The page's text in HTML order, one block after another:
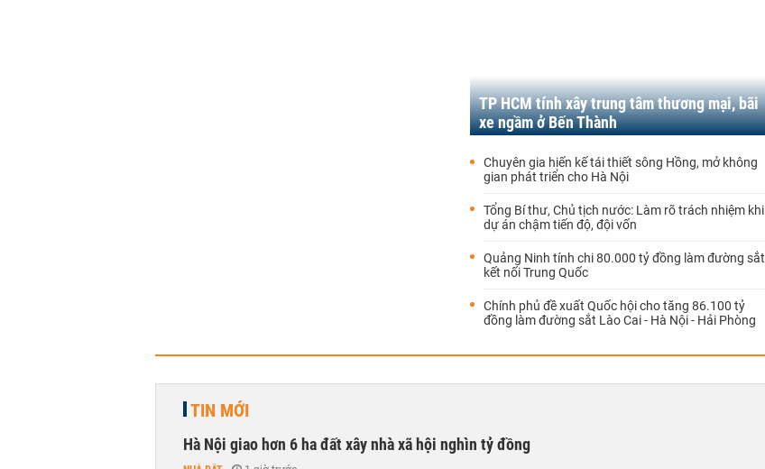
TP HCM tính xây trung tâm thương mại, bãi
xe ngầm ở Bến Thành
Chuyên gia hiến kế tái thiết sông Hồng, mở không
gian phát triển cho Hà Nội
Tổng Bí thư, Chủ tịch nước: Làm rõ trách nhiệm khi
dự án chậm tiến độ, đội vốn
Quảng Ninh tính chi 80.000 tỷ đồng làm đường sắt
kết nối Trung Quốc
Chính phủ đề xuất Quốc hội cho tăng 86.100 tỷ
đồng làm đường sắt Lào Cai - Hà Nội - Hải Phòng
TIN MỚI
Hà Nội giao hơn 6 ha đất xây nhà xã hội nghìn tỷ đồng